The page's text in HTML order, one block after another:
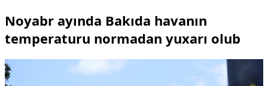
Xarici xəbərlər
Cənubi Qafqaz
Noyabr ayında Bakıda havanın
temperaturu normadan yuxarı olub